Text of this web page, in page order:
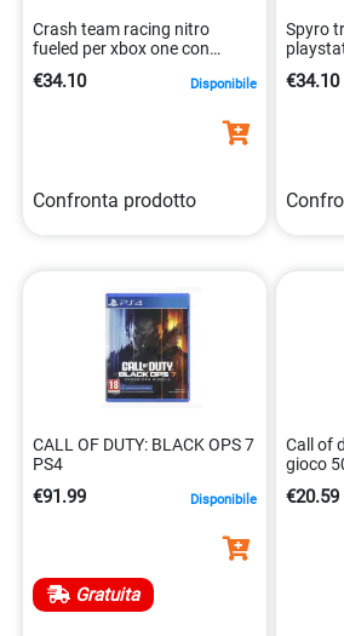
Crash team racing nitro
fueled per xbox one con
5030917269684
€34.10 Disponibile
Confronta prodotto
Spyro
€34.10
CALL OF DUTY: BLACK OPS 7
PS4
€91.99 Disponibile
Gratuita
Call of
gioco
€20.59